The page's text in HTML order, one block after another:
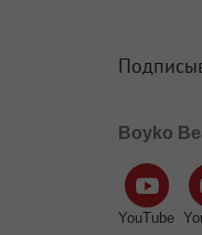
Boyko
YouTube